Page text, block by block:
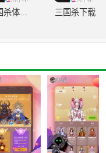
三国杀下载